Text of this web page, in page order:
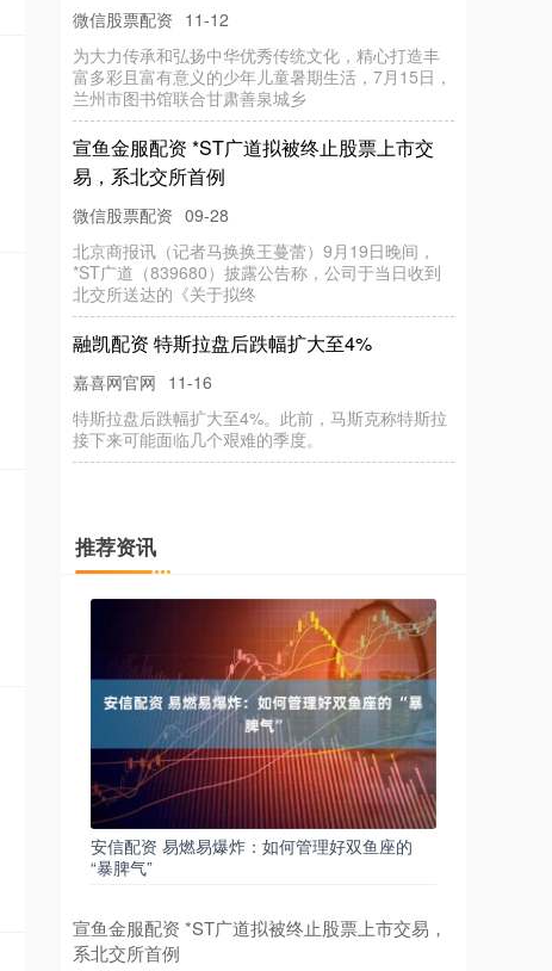
微信股票配资 11-12
为大力传承和弘扬中华优秀传统文化，精心打造丰
富多彩且富有意义的少年儿童暑期生活，7月15日，
兰州市图书馆联合甘肃善泉城乡
宣鱼金服配资 *ST广道拟被终止股票上市交
易，系北交所首例
微信股票配资 09-28
北京商报讯（记者马换换王蔓蕾）9月19日晚间，
*ST广道（839680）披露公告称，公司于当日收到
北交所送达的《关于拟终
融凯配资 特斯拉盘后跌幅扩大至4%
嘉喜网官网 11-16
特斯拉盘后跌幅扩大至4%。此前，马斯克称特斯拉
接下来可能面临几个艰难的季度。
推荐资讯
安信配资 易燃易爆炸：如何管理好双鱼座的
“暴脾气”
宣鱼金服配资 *ST广道拟被终止股票上市交易，
系北交所首例